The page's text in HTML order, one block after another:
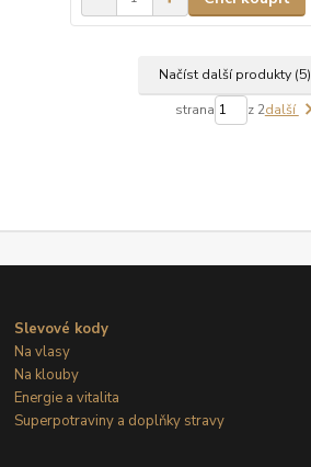
Načíst další produkty (5)
strana z 2další
Slevové kody
Na vlasy
Na klouby
Energie a vitalita
Superpotraviny a doplňky stravy